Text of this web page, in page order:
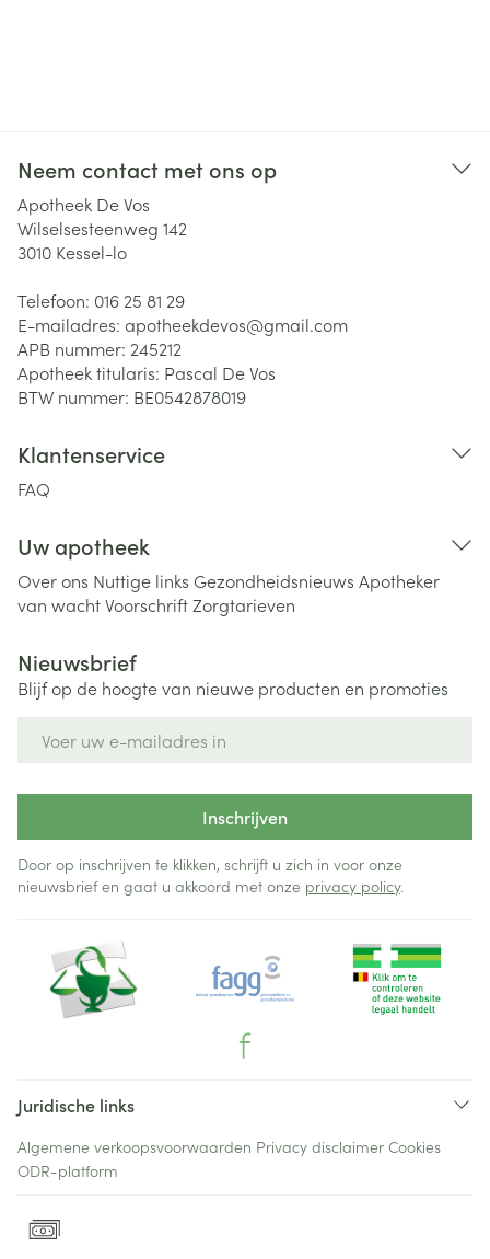
Neem contact met ons op
Apotheek De Vos
Wilselsesteenweg 142
3010 Kessel-lo
Telefoon: 016 25 81 29
E-mailadres: apotheekdevos@gmail.com
APB nummer: 245212
Apotheek titularis: Pascal De Vos
BTW nummer: BE0542878019
Klantenservice
FAQ
Uw apotheek
Over ons Nuttige links Gezondheidsnieuws Apotheker
van wachtVoorschriftZorgtarieven
Nieuwsbrief
Blijf op de hoogte van nieuwe producten en promoties
Inschrijven
Door op inschrijven te klikken, schrijft u zich in voor onze
nieuwsbrief en gaat u akkoord met onze privacy policy.
Juridische links
Algemene verkoopsvoorwaarden Privacy disclaimer Cookies
ODR-platform